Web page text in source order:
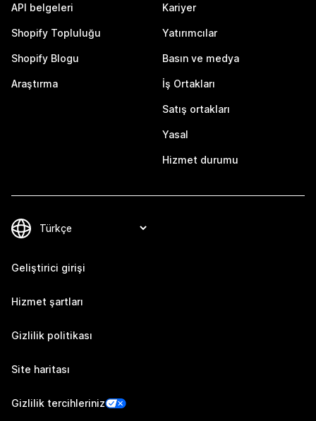
API belgeleri
Shopify Topluluğu
Shopify Blogu
Araştırma
Kariyer
Yatırımcılar
Basın ve medya
İş Ortakları
Satış ortakları
Yasal
Hizmet durumu
Geliştirici girişi
Hizmet şartları
Gizlilik politikası
Site haritası
Gizlilik tercihleriniz